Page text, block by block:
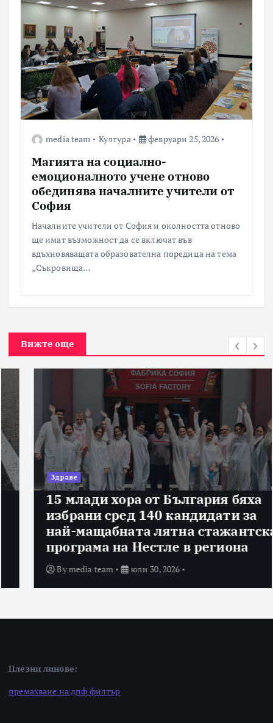
media team Култура февруари 25, 2026
Магията на социално-
емоционалното учене отново
обединява началните учители от
София
Началните учители от София и околността отново
ще имат възможност да се включат във
вдъхновяващата образователна поредица на тема
„Съкровища…
Вижте още
Здраве
15 млади хора от България бяха
избрани сред 140 кандидати за
най-мащабната лятна стажантска
програма на Нестле в региона
media team юли 30, 2026
Плезни линове:
премахване на дпф филтър